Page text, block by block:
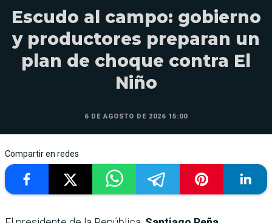
Escudo al campo: gobierno
y productores preparan un
plan de choque contra El
Niño
6 DE AGOSTO DE 2026 15:00
Compartir en redes